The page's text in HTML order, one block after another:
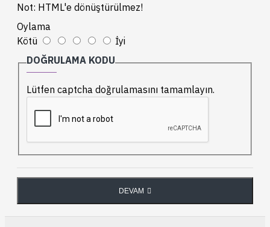
Not: HTML'e dönüştürülmez!
Oylama
Kötü
İyi
DOĞRULAMA KODU
Lütfen captcha doğrulamasını tamamlayın.
DEVAM